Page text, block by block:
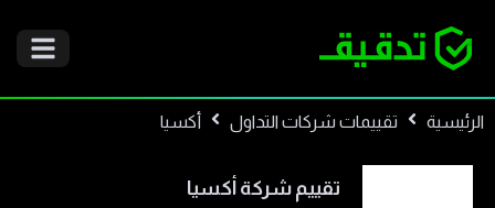
الرئيسية تقييمات شركات التداول أكسيا
تقييم شركة أكسيا